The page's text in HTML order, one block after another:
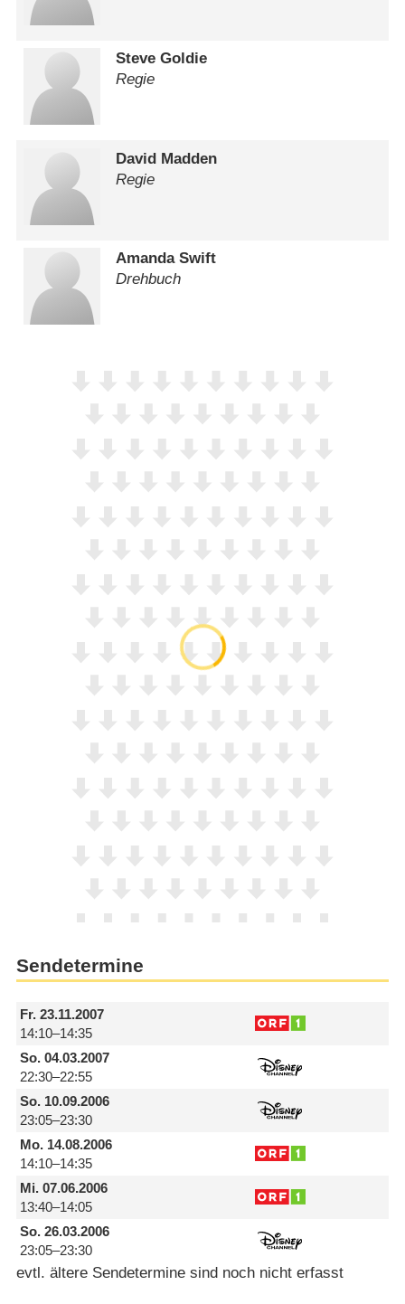
Steve Goldie
Regie
David Madden
Regie
Amanda Swift
Drehbuch
Sendetermine
Fr.23.11.2007
14:10–14:35
So.04.03.2007
22:30–22:55
So.10.09.2006
23:05–23:30
Mo.14.08.2006
14:10–14:35
Mi.07.06.2006
13:40–14:05
So.26.03.2006
23:05–23:30
evtl. ältere Sendetermine sind noch nicht erfasst